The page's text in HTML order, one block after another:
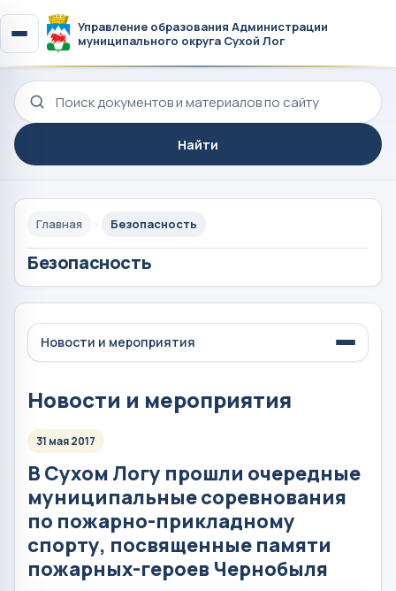
Управление образования Администрации
муниципального округа Сухой Лог
Поиск по сайту
Найти
Главная Безопасность
Безопасность
Новости и мероприятия
Новости и мероприятия
31 мая 2017
В Сухом Логу прошли очередные
муниципальные соревнования
по пожарно-прикладному
спорту, посвященные памяти
пожарных-героев Чернобыля